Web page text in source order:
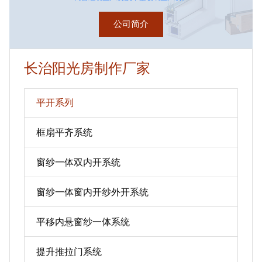
公司简介
长治阳光房制作厂家
平开系列
框扇平齐系统
窗纱一体双内开系统
窗纱一体窗内开纱外开系统
平移内悬窗纱一体系统
提升推拉门系统